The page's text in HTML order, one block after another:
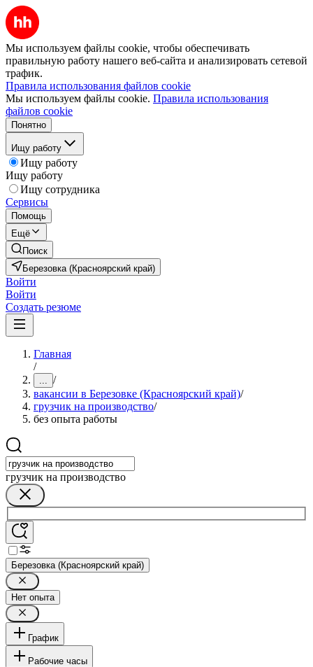
Мы используем файлы cookie, чтобы обеспечивать
правильную работу нашего веб-сайта и анализировать сетевой
трафик.
Правила использования файлов cookie
Мы используем файлы cookie. Правила использования
файлов cookie
Понятно
Ищу работу
Ищу работу
Ищу работу
Ищу сотрудника
Сервисы
Помощь
Ещё
Поиск
Березовка (Красноярский край)
Войти
Войти
Создать резюме
Главная
/
... /
вакансии в Березовке (Красноярский край)/
грузчик на производство/
без опыта работы
грузчик на производство
Березовка (Красноярский край)
Нет опыта
График
Рабочие часы